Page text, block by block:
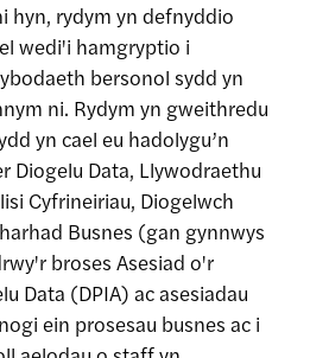
hyn, rydym yn defnyddio
wedi'i hamgryptio i
bersonol sydd yn
ni. Rydym yn gweithredu
yn cael eu hadolygu’n
Diogelu Data, Llywodraethu
Cyfrineiriau, Diogelwch
Busnes (gan gynnwys
broses Asesiad o'r
Data (DPIA) ac asesiadau
ein prosesau busnes ac i